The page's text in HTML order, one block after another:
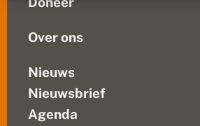
en...Over ons
Nieuws
Nieuwsbrief
Agenda